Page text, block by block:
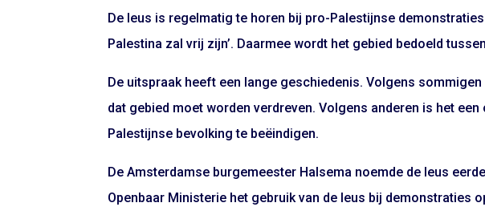
De leus is regelmatig te horen bij pro-Palestijnse demonstraties
Palestina zal vrij zijn’. Daarmee wordt het gebied bedoeld
De uitspraak heeft een lange geschiedenis. Volgens
dat gebied moet worden verdreven. Volgens anderen is het
Palestijnse bevolking te beëindigen.
De Amsterdamse burgemeester Halsema noemde de leus
Openbaar Ministerie het gebruik van de leus bij demonstraties